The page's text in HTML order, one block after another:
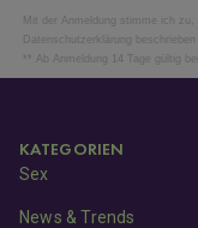
Mit der Anmeldung stimme ich
Datenschutzerklärung
** Ab Anmeldung 14 Tage gültig
KATEGORIEN
Sex
News & Trends